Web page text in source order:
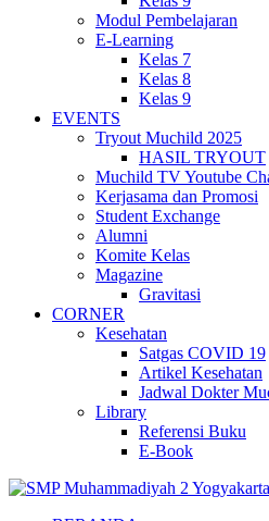
Modul Pembelajaran
E-Learning
Kelas 7
Kelas 8
Kelas 9
EVENTS
Tryout Muchild 2025
HASIL TRYOUT
Muchild TV Youtube
Kerjasama dan Promosi
Student Exchange
Alumni
Komite Kelas
Magazine
Gravitasi
CORNER
Kesehatan
Satgas COVID 19
Artikel Kesehatan
Jadwal Dokter
Library
Referensi Buku
E-Book